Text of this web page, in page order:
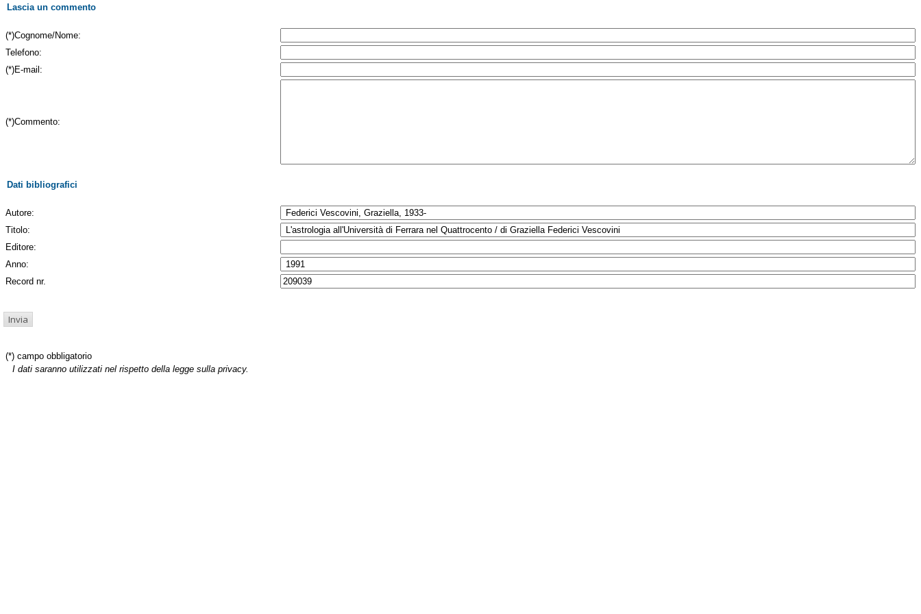
Lascia un commento
(*)Cognome/Nome:
Telefono:
(*)E-mail:
(*)Commento:
Dati bibliografici
Autore:
Titolo:
Editore:
Anno:
Record nr.
(*) campo obbligatorio
I dati saranno utilizzati nel rispetto della legge sulla privacy.